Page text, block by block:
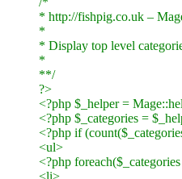
* http://fishpig.co.uk –
*
* Display top level
*
**/
?>
<?php $_helper =
<?php $_categories =
<?php if
<ul>
<?php
<li>